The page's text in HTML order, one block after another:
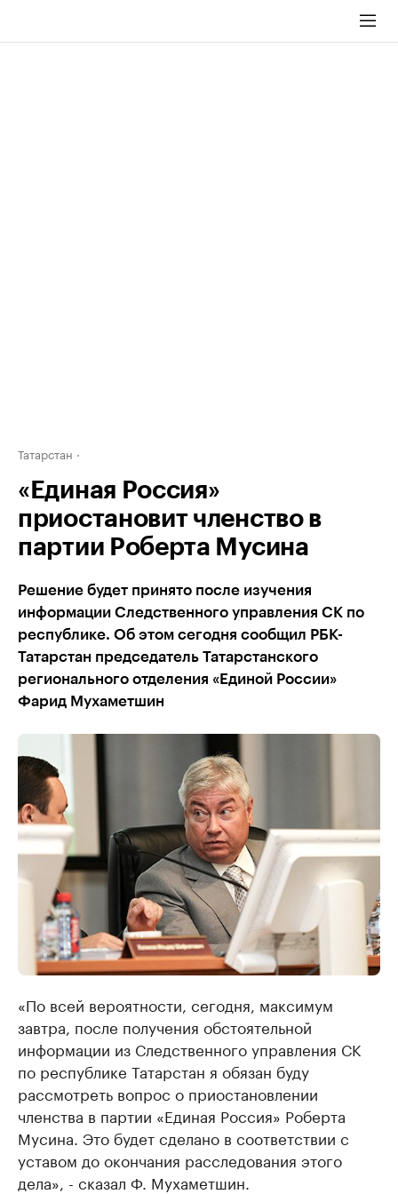
Татарстан
«Единая Россия»
приостановит членство в
партии Роберта Мусина
Решение будет принято после изучения
информации Следственного управления СК по
республике. Об этом сегодня сообщил РБК-
Татарстан председатель Татарстанского
регионального отделения «Единой России»
Фарид Мухаметшин
«По всей вероятности, сегодня, максимум
завтра, после получения обстоятельной
информации из Следственного управления СК
по республике Татарстан я обязан буду
рассмотреть вопрос о приостановлении
членства в партии «Единая Россия» Роберта
Мусина. Это будет сделано в соответствии с
уставом до окончания расследования этого
дела», - сказал Ф. Мухаметшин.